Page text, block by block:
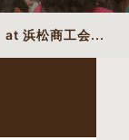
at 浜松商工会...